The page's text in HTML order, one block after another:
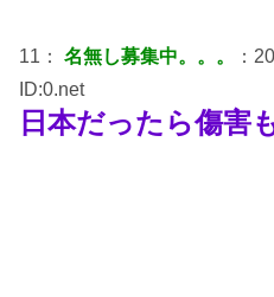
11： 名無し募集中。。。
：
ID:0.net
日本だったら傷害